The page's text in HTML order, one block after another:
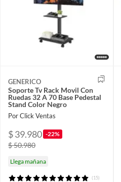
GENERICO
Soporte Tv Rack Movil Con
Ruedas 32 A 70 Base Pedestal
Stand Color Negro
Por Click Ventas
$ 39.980 -22%
$ 50.980
Llega mañana
(15)